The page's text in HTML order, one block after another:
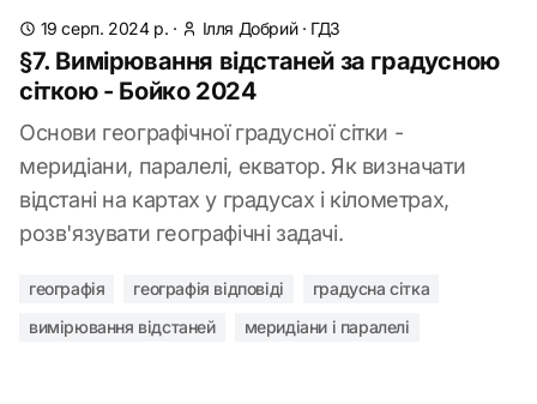
19 серп. 2024 р. · Ілля Добрий· ГДЗ
§7. Вимірювання відстаней за градусною
сіткою - Бойко 2024
Основи географічної градусної сітки -
меридіани, паралелі, екватор. Як визначати
відстані на картах у градусах і кілометрах,
розв'язувати географічні задачі.
географія географія відповіді
градусна сітка
вимірювання відстаней
меридіани і паралелі